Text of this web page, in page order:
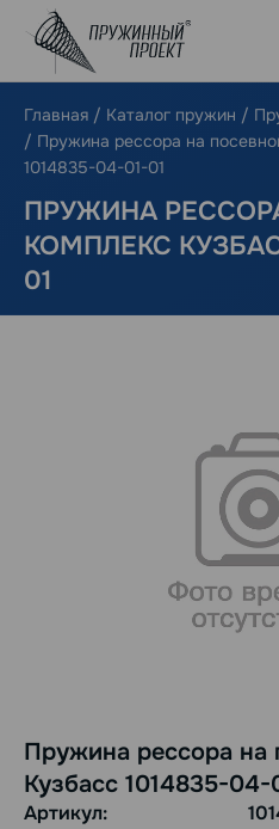
Главная / Каталог пружин /
/ Пружина рессора на
1014835-04-01-01
ПРУЖИНА
КОМПЛЕКС
01
Пружина рессора на
Кузбасс 1014835-04-
Артикул: